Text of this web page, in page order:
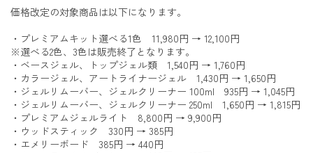
価格改定の対象商品は以下になります。
・プレミアムキット選べる1色 11,980円 → 12,100円
※選べる2色、3色は販売終了となります。
・ベースジェル、トップジェル類 1,540円 → 1,760円
・カラージェル、アートライナージェル 1,430円 → 1,650円
・ジェルリムーバー、ジェルクリーナー 100ml 935円 → 1,045円
・ジェルリムーバー、ジェルクリーナー 250ml 1,650円 → 1,815円
・プレミアムジェルライト 8,800円 → 9,900円
・ウッドスティック 330円 → 385円
・エメリーボード 385円 → 440円